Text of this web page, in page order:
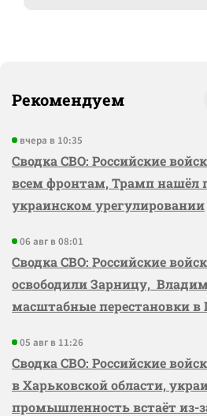
Рекомендуем
вчера в 10:35
Сводка СВО: Российские
всем фронтам, Трамп нашёл
украинском урегулировании
06 авг в 08:01
Сводка СВО: Российские
освободили Зарницу,
масштабные перестановки
05 авг в 11:26
Сводка СВО: Российские
в Харьковской области,
промышленность встаёт из-